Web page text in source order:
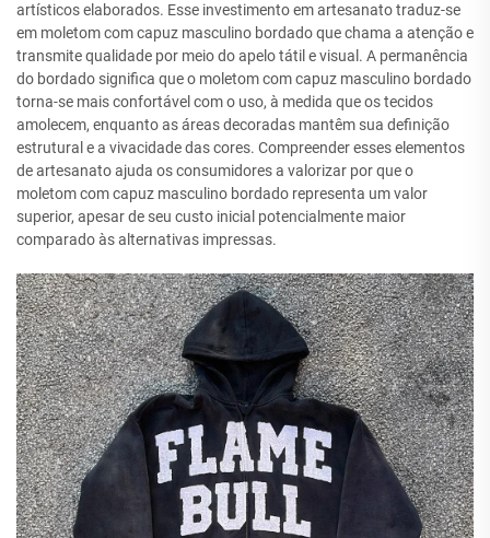
artísticos elaborados. Esse investimento em artesanato traduz-se
em moletom com capuz masculino bordado que chama a atenção e
transmite qualidade por meio do apelo tátil e visual. A permanência
do bordado significa que o moletom com capuz masculino bordado
torna-se mais confortável com o uso, à medida que os tecidos
amolecem, enquanto as áreas decoradas mantêm sua definição
estrutural e a vivacidade das cores. Compreender esses elementos
de artesanato ajuda os consumidores a valorizar por que o
moletom com capuz masculino bordado representa um valor
superior, apesar de seu custo inicial potencialmente maior
comparado às alternativas impressas.